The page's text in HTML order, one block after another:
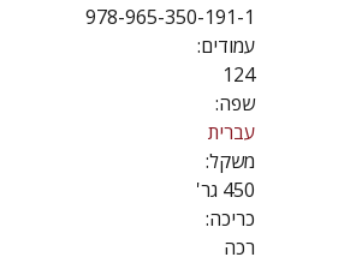
978-965-350-191-1
עמודים:
124
שפה:
עברית
משקל:
450 גר'
כריכה:
רכה